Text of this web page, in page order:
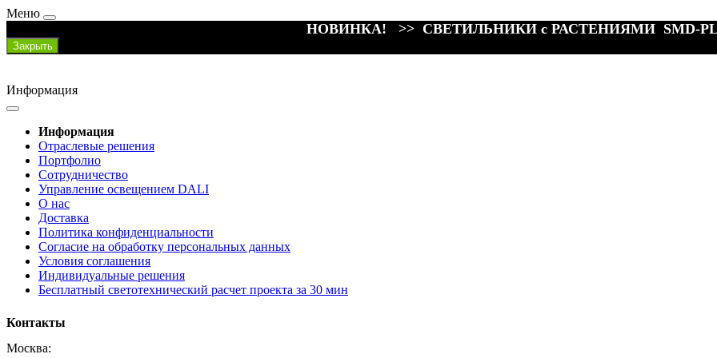
Меню
НОВИНКА! >> СВЕТИЛЬНИКИ с РАСТЕНИЯМИ SMD-
Закрыть
Информация
Информация
Отраслевые решения
Портфолио
Сотрудничество
Управление освещением DALI
О нас
Доставка
Политика конфиденциальности
Согласие на обработку персональных данных
Условия соглашения
Индивидуальные решения
Бесплатный светотехнический расчет проекта за 30 мин
Контакты
Москва: